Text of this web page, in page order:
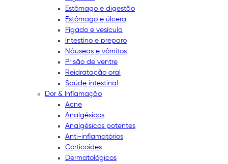
Estômago e digestão
Estômago e úlcera
Fígado e vesícula
Intestino e preparo
Náuseas e vômitos
Prisão de ventre
Reidratação oral
Saúde intestinal
Dor & Inflamação
Acne
Analgésicos
Analgésicos potentes
Anti-inflamatórios
Corticoides
Dermatológicos